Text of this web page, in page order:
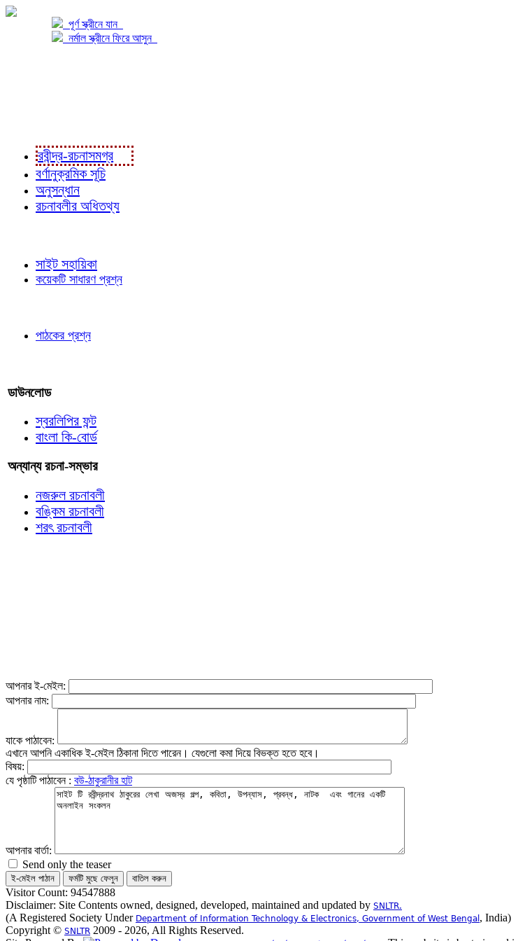
পূর্ণ স্ক্রীনে যান
নর্মাল স্ক্রীনে ফিরে আসুন
রবীন্দ্র-রচনাসমগ্র
বর্ণানুক্রমিক সূচি
অনুসন্ধান
রচনাবলীর অধিতথ্য
সাইট সহায়িকা
কয়েকটি সাধারণ প্রশ্ন
পাঠকের প্রশ্ন
ডাউনলোড
স্বরলিপির ফন্ট
বাংলা কি-বোর্ড
অন্যান্য রচনা-সম্ভার
নজরুল রচনাবলী
বঙ্কিম রচনাবলী
শরৎ রচনাবলী
আপনার ই-মেইল:
আপনার নাম:
যাকে পাঠাবেন:
এখানে আপনি একাধিক ই-মেইল ঠিকানা দিতে পারেন। যেগুলো কমা দিয়ে বিভক্ত হতে হবে।
বিষয়:
যে পৃষ্ঠাটি পাঠাবেন : বউ-ঠাকুরানীর হাট
আপনার বার্তা:
Send only the teaser
Visitor Count: 94547888
Disclaimer: Site Contents owned, designed, developed, maintained and updated by SNLTR.
(A Registered Society Under Department of Information Technology & Electronics, Government of West Bengal , India)
Copyright © SNLTR 2009 - 2026, All Rights Reserved.